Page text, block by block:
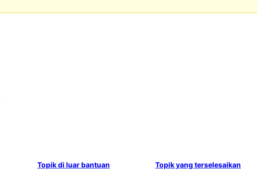
Topik di luar bantuan Topik yang terselesaikan